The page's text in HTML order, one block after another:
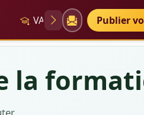
VAE Diplômes
Publier
la